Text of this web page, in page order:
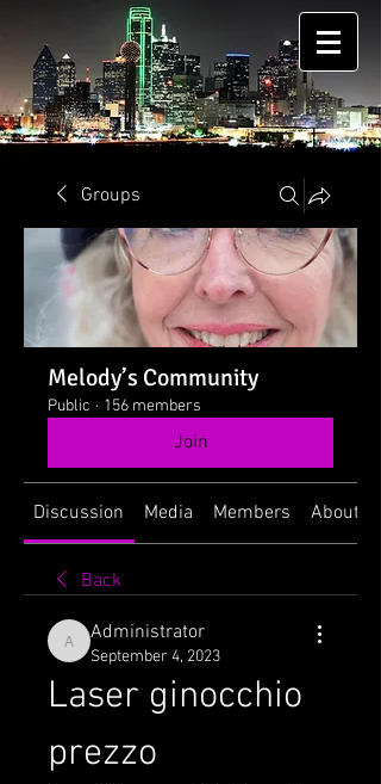
Groups
Melody’s Community
Public · 156 members
Join
Discussion Media Members About
Back
Administrator
Administrator
September 4, 2023
Laser ginocchio
prezzo